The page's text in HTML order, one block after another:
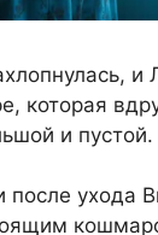
и
которая
и пустой.
ухода